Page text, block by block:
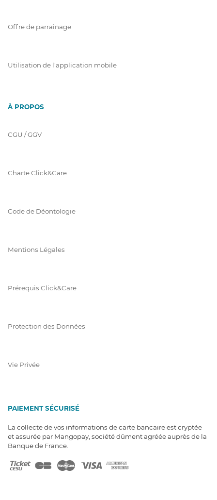
Offre de parrainage
Utilisation de l'application mobile
À PROPOS
CGU / GGV
Charte Click&Care
Code de Déontologie
Mentions Légales
Prérequis Click&Care
Protection des Données
Vie Privée
PAIEMENT SÉCURISÉ
La collecte de vos informations de carte bancaire est cryptée
et assurée par Mangopay, société dûment agréée auprès de la
Banque de France.